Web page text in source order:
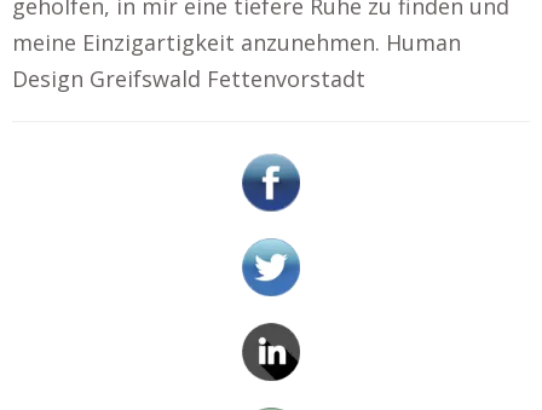
geholfen, in mir eine tiefere Ruhe zu finden und
meine Einzigartigkeit anzunehmen. Human
Design Greifswald Fettenvorstadt